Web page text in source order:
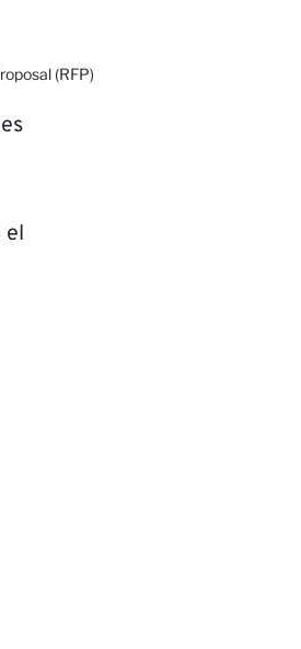
(RFP)
el